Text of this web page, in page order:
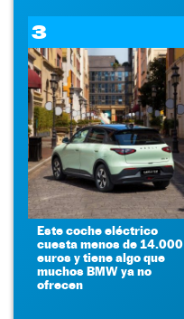
3
Este coche eléctrico
cuesta menos de 14.000
euros y tiene algo que
muchos BMW ya no
ofrecen